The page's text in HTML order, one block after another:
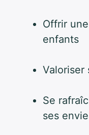
Offrir
enfants
Valoriser
Se
ses